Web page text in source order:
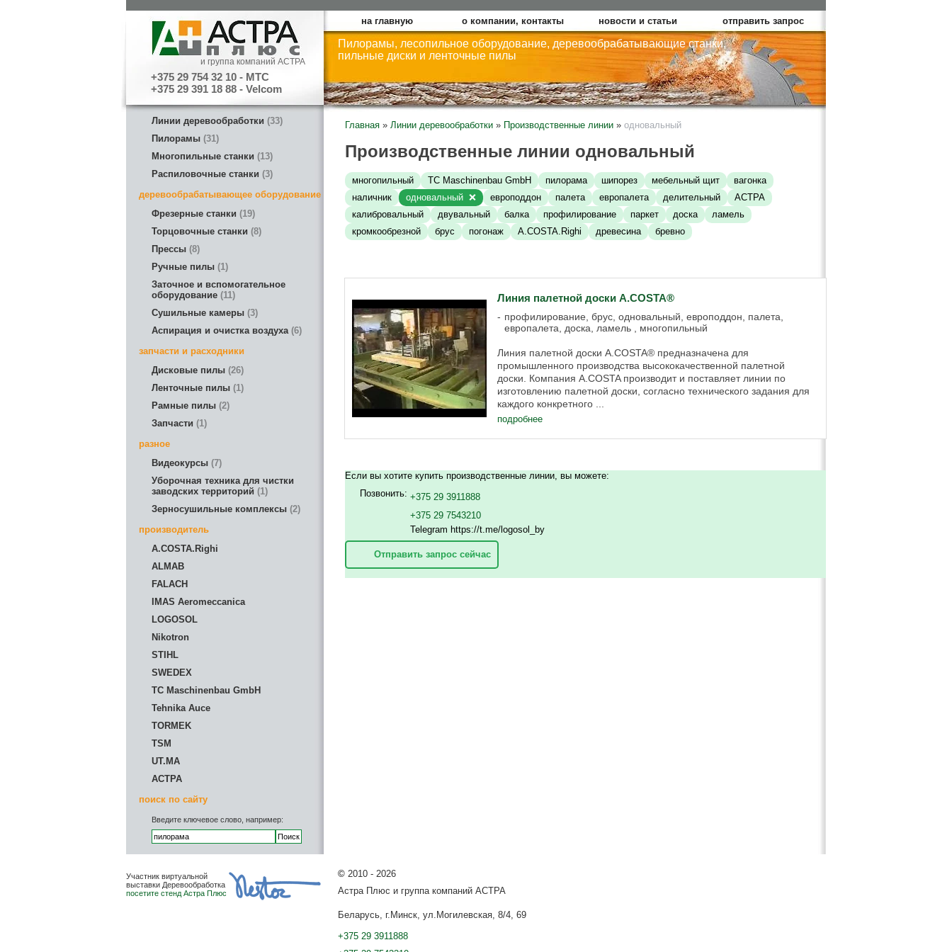
и группа компаний АСТРА
+375 29 754 32 10 - МТС
+375 29 391 18 88 - Velcom
на главную о компании, контакты новости и статьи отправить запрос
Пилорамы, лесопильное оборудование, деревообрабатывающие станки,
пильные диски и ленточные пилы
Линии деревообработки 33
Пилорамы 31
Многопильные станки
13
Распиловочные станки 3
деревообрабатывающее оборудование
Фрезерные станки
19
Торцовочные станки 8
Прессы 8
Ручные пилы 1
Заточное и вспомогательное
оборудование 11
Сушильные камеры 3
Аспирация и очистка воздуха 6
запчасти и расходники
Дисковые пилы 26
Ленточные пилы 1
Рамные пилы 2
Запчасти
1
разное
Видеокурсы 7
Уборочная техника для чистки
заводских территорий
1
Зерносушильные комплексы 2
производитель
A.COSTA.Righi
ALMAB
FALACH
IMAS Aeromeccanica
LOGOSOL
Nikotron
STIHL
SWEDEX
TC Maschinenbau GmbH
Tehnika Auce
TORMEK
TSM
UT.MA
АСТРА
поиск по сайту
Введите ключевое слово, например:
Главная » Линии деревообработки » Производственные линии » одновальный
Производственные линии одновальный
многопильный TC Maschinenbau GmbH пилорама шипорез мебельный щит
вагонка
наличник
одновальный европоддон палета европалета делительный
АСТРА
калибровальный
двувальный балка профилирование паркет доска
ламель
кромкообрезной
брус погонаж A.COSTA.Righi древесина бревно
Линия палетной доски А.COSTA®
профилирование, брус, одновальный, европоддон, палета,
европалета, доска, ламель , многопильный
Линия палетной доски А.COSTA® предназначена для
промышленного производства высококачественной палетной
доски. Компания А.COSTA производит и поставляет линии по
изготовлению палетной доски, согласно технического задания для
каждого конкретного ...
подробнее
Если вы хотите купить производственные линии, вы можете:
Позвонить: +375 29 3911888
+375 29 7543210
Telegram https://t.me/logosol_by
Отправить запрос сейчас
Участник виртуальной
выставки Деревообработка
посетите стенд Астра Плюс
© 2010 - 2026
Астра Плюс и группа компаний АСТРА
Беларусь, г.Минск, ул.Могилевская, 8/4, 69
+375 29 3911888